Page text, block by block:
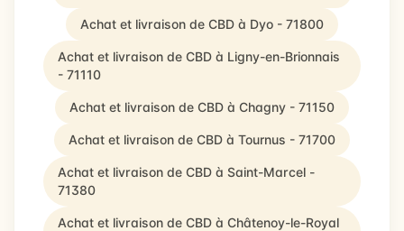
Achat et livraison de CBD à Dyo - 71800
Achat et livraison de CBD à Ligny-en-Brionnais
- 71110
Achat et livraison de CBD à Chagny - 71150
Achat et livraison de CBD à Tournus - 71700
Achat et livraison de CBD à Saint-Marcel -
71380
Achat et livraison de CBD à Châtenoy-le-Royal